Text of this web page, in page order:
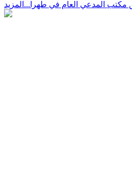
مكتب المدعي العام في طهرا... المزيد